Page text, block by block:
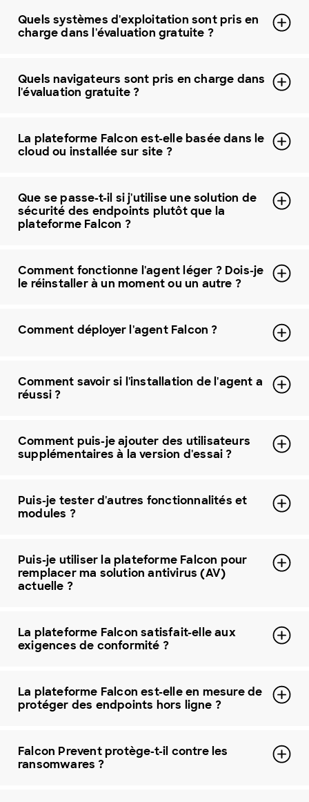
Quels systèmes d'exploitation sont pris en
charge dans l'évaluation gratuite ?
Quels navigateurs sont pris en charge dans
l'évaluation gratuite ?
La plateforme Falcon est-elle basée dans le
cloud ou installée sur site ?
Que se passe-t-il si j'utilise une solution de
sécurité des endpoints plutôt que la
plateforme Falcon ?
Comment fonctionne l'agent léger ? Dois-je
le réinstaller à un moment ou un autre ?
Comment déployer l'agent Falcon ?
Comment savoir si l'installation de l'agent a
réussi ?
Comment puis-je ajouter des utilisateurs
supplémentaires à la version d'essai ?
Puis-je tester d'autres fonctionnalités et
modules ?
Puis-je utiliser la plateforme Falcon pour
remplacer ma solution antivirus (AV)
actuelle ?
La plateforme Falcon satisfait-elle aux
exigences de conformité ?
La plateforme Falcon est-elle en mesure de
protéger des endpoints hors ligne ?
Falcon Prevent protège-t-il contre les
ransomwares ?